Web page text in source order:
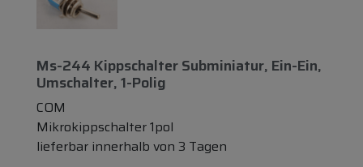
Ms-244 Kippschalter Subminiatur, Ein-Ein,
Umschalter, 1-Polig
COM
Mikrokippschalter 1pol
lieferbar innerhalb von 3 Tagen